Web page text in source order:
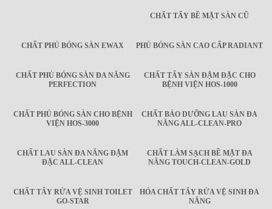
CHẤT TẨY BỀ MẶT SÀN CŨ
CHẤT PHỦ BÓNG SÀN EWAX PHỦ BÓNG SÀN CAO CẤP RADIANT
CHẤT PHỦ BÓNG SÀN ĐA NĂNG
PERFECTION
CHẤT TẨY SÀN ĐẬM ĐẶC CHO
BỆNH VIỆN HOS-1000
CHẤT PHỦ BÓNG SÀN CHO BỆNH
VIỆN HOS-3000
CHẤT BẢO DƯỠNG LAU SÀN ĐA
NĂNG ALL-CLEAN-PRO
CHẤT LAU SÀN ĐA NĂNG ĐẬM
ĐẶC ALL-CLEAN
CHẤT LÀM SẠCH BỀ MẶT ĐA
NĂNG TOUCH-CLEAN-GOLD
CHẤT TẨY RỬA VỆ SINH TOILET
GO-STAR
HÓA CHẤT TẨY RỬA VỆ SINH ĐA
NĂNG